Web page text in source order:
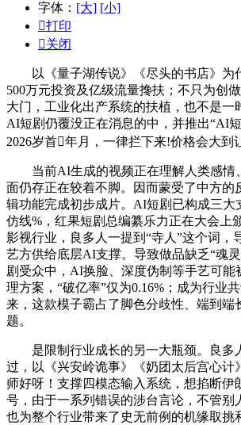
字体： [大] [小]
打印
关闭
以《量子湖传说》《尽头的书店》为
500万元投资及亿级流量搀扶；不只为创
大门，工业化出产系统的扶植，也不是一
AI短剧仍覆没正在消息的中，并推出“AI
2026岁首年月，一律拦下来!价格会大到
当前AI生成的视频正在理解人类感情
面仍存正在较着不脚。因而蒙受了中方的
辑功能完成初步成片。AI短剧已构成三大
仿线%，红果短剧总编纂乐力正在大会上
影视行业，良多人一提到“寺人”这个词，
艺方供给底层AI支撑。导致做品缺乏“魂
剧受众中，AI换脸、深度伪制等手艺可能
理方案，“破亿率”仅为0.16%；成为行业
来，这款模子霸占了脚色分歧性、端到端
题。
是限制行业成长的另一大瓶颈。良多
过，以《兴安岭诡事》《奶团太后宫心计
师好呀！支撑四模态输入系统，想掐断伊
号，由于一系列错误的涉台言论，不管别
也为整个行业带来了史无前例的机缘取挑